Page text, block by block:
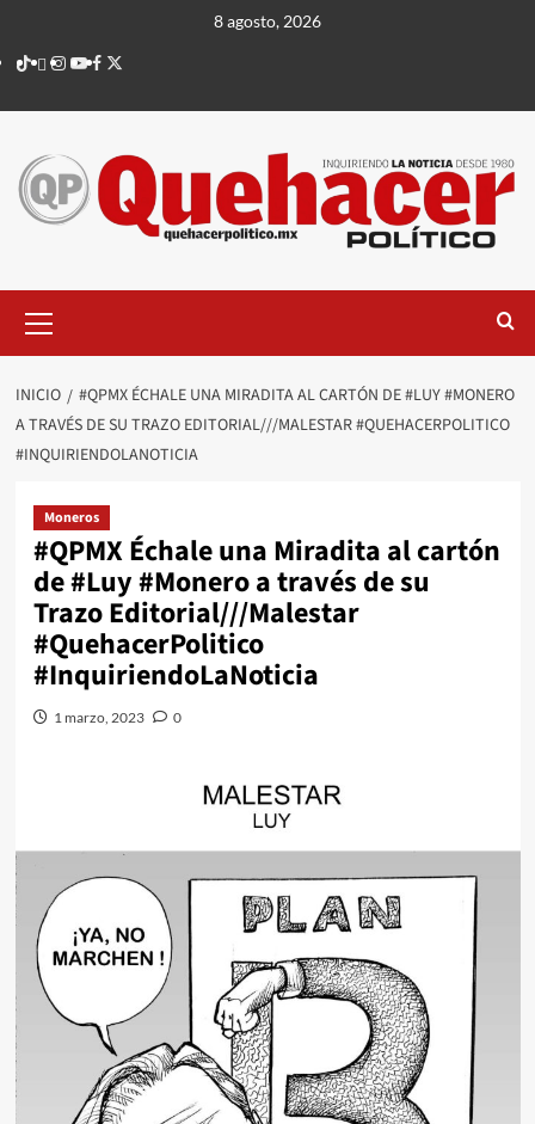
contenido
8 agosto, 2026
TikTok
threads
Instagram
Youtube
Facebook
X
principal
INICIO
#QPMX ÉCHALE UNA MIRADITA AL CARTÓN DE #LUY #MONERO
A TRAVÉS DE SU TRAZO EDITORIAL///MALESTAR #QUEHACERPOLITICO
#INQUIRIENDOLANOTICIA
Moneros
#QPMX Échale una Miradita al cartón
de #Luy #Monero a través de su
Trazo Editorial///Malestar
#QuehacerPolitico
#InquiriendoLaNoticia
1 marzo, 2023 0